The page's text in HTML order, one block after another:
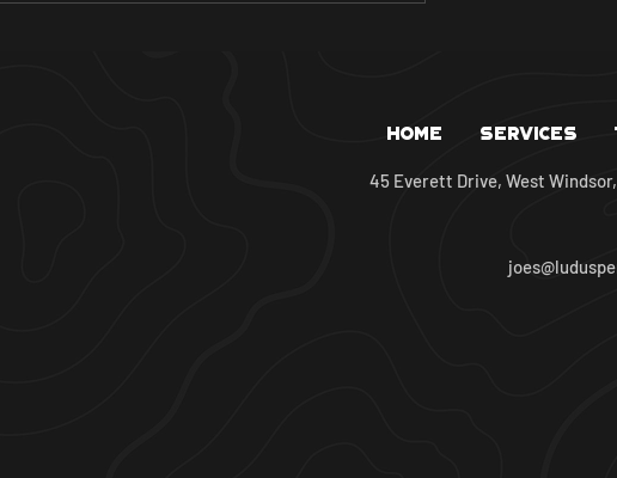
Home Services
45 Everett Drive, West